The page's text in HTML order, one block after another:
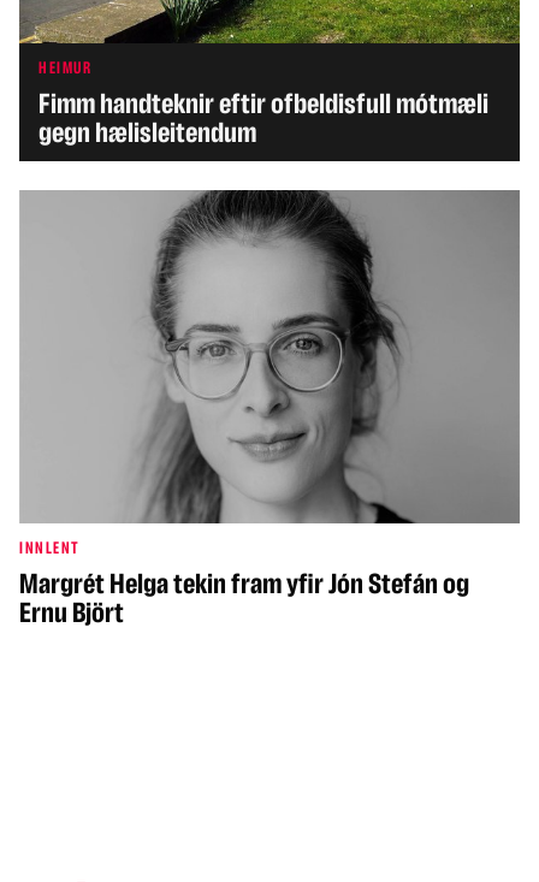
HEIMUR
Fimm handteknir eftir ofbeldisfull mótmæli
gegn hælisleitendum
INNLENT
Margrét Helga tekin fram yfir Jón Stefán og
Ernu Björt